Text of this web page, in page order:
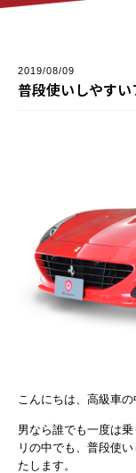
2019/08/09
普段使いしやす
こんにちは、高級車
男なら誰でも一度は
リの中でも、普段使
たします。